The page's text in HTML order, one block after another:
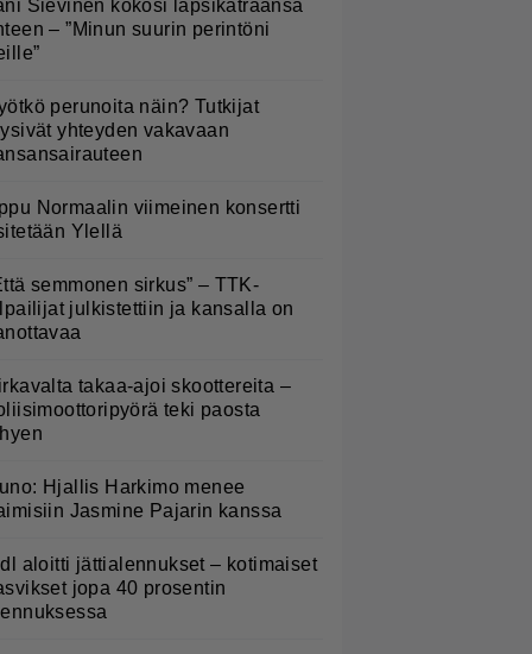
Sievinen kokosi lapsikatraansa
– ”Minun suurin perintöni
perunoita näin? Tutkijat
yhteyden vakavaan
Normaalin viimeinen konsertti
Ylellä
semmonen sirkus” – TTK-
julkistettiin ja kansalla on
takaa-ajoi skoottereita –
teki paosta
Hjallis Harkimo menee
Jasmine Pajarin kanssa
aloitti jättialennukset – kotimaiset
jopa 40 prosentin